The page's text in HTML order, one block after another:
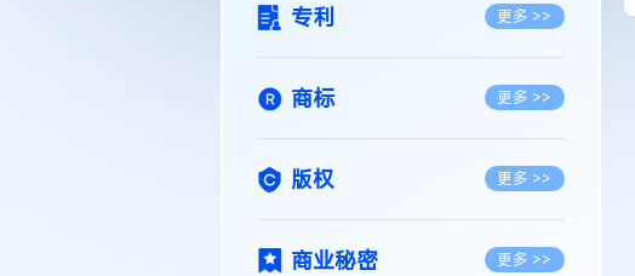
专利 更多 >>
商标 更多 >>
版权 更多 >>
商业秘密 更多 >>